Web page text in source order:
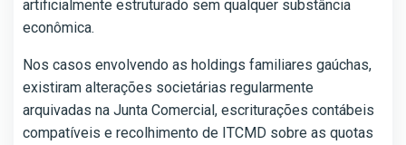
artificialmente estruturado sem qualquer substância
econômica.
Nos casos envolvendo as holdings familiares gaúchas,
existiram alterações societárias regularmente
arquivadas na Junta Comercial, escriturações contábeis
compatíveis e recolhimento de ITCMD sobre as quotas